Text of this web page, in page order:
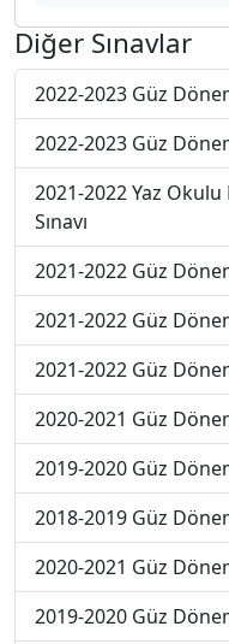
Diğer Sınavlar
2022-2023 Güz
2022-2023 Güz
2021-2022 Yaz
Sınavı
2021-2022 Güz
2021-2022 Güz
2021-2022 Güz
2020-2021 Güz
2019-2020 Güz
2018-2019 Güz
2020-2021 Güz
2019-2020 Güz